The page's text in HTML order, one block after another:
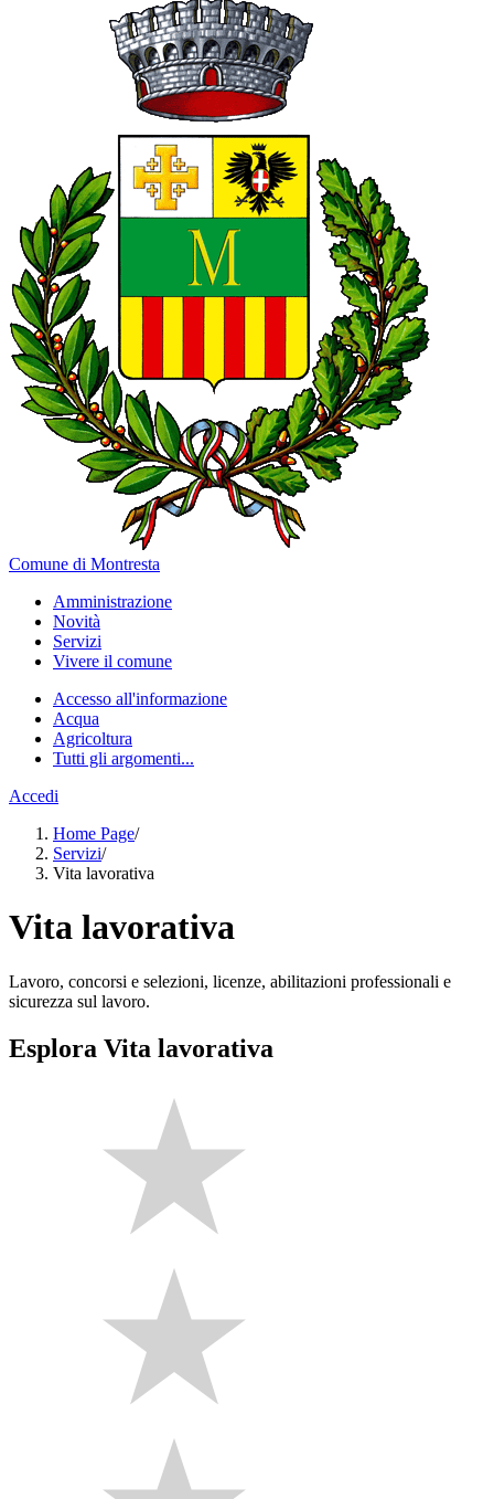
Comune di Montresta
Amministrazione
Novità
Servizi
Vivere il comune
Accesso all'informazione
Acqua
Agricoltura
Tutti gli argomenti...
Accedi
Home Page/
Servizi/
Vita lavorativa
Vita lavorativa
Lavoro, concorsi e selezioni, licenze, abilitazioni professionali e
sicurezza sul lavoro.
Esplora Vita lavorativa